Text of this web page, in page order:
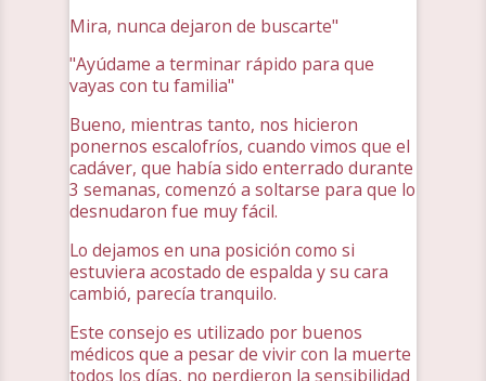
Mira, nunca dejaron de buscarte"
"Ayúdame a terminar rápido para que
vayas con tu familia"
Bueno, mientras tanto, nos hicieron
ponernos escalofríos, cuando vimos que el
cadáver, que había sido enterrado durante
3 semanas, comenzó a soltarse para que lo
desnudaron fue muy fácil.
Lo dejamos en una posición como si
estuviera acostado de espalda y su cara
cambió, parecía tranquilo.
Este consejo es utilizado por buenos
médicos que a pesar de vivir con la muerte
todos los días, no perdieron la sensibilidad